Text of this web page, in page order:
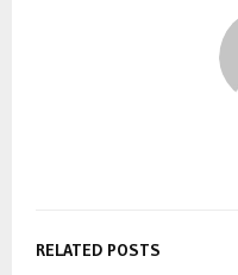
RELATED POSTS